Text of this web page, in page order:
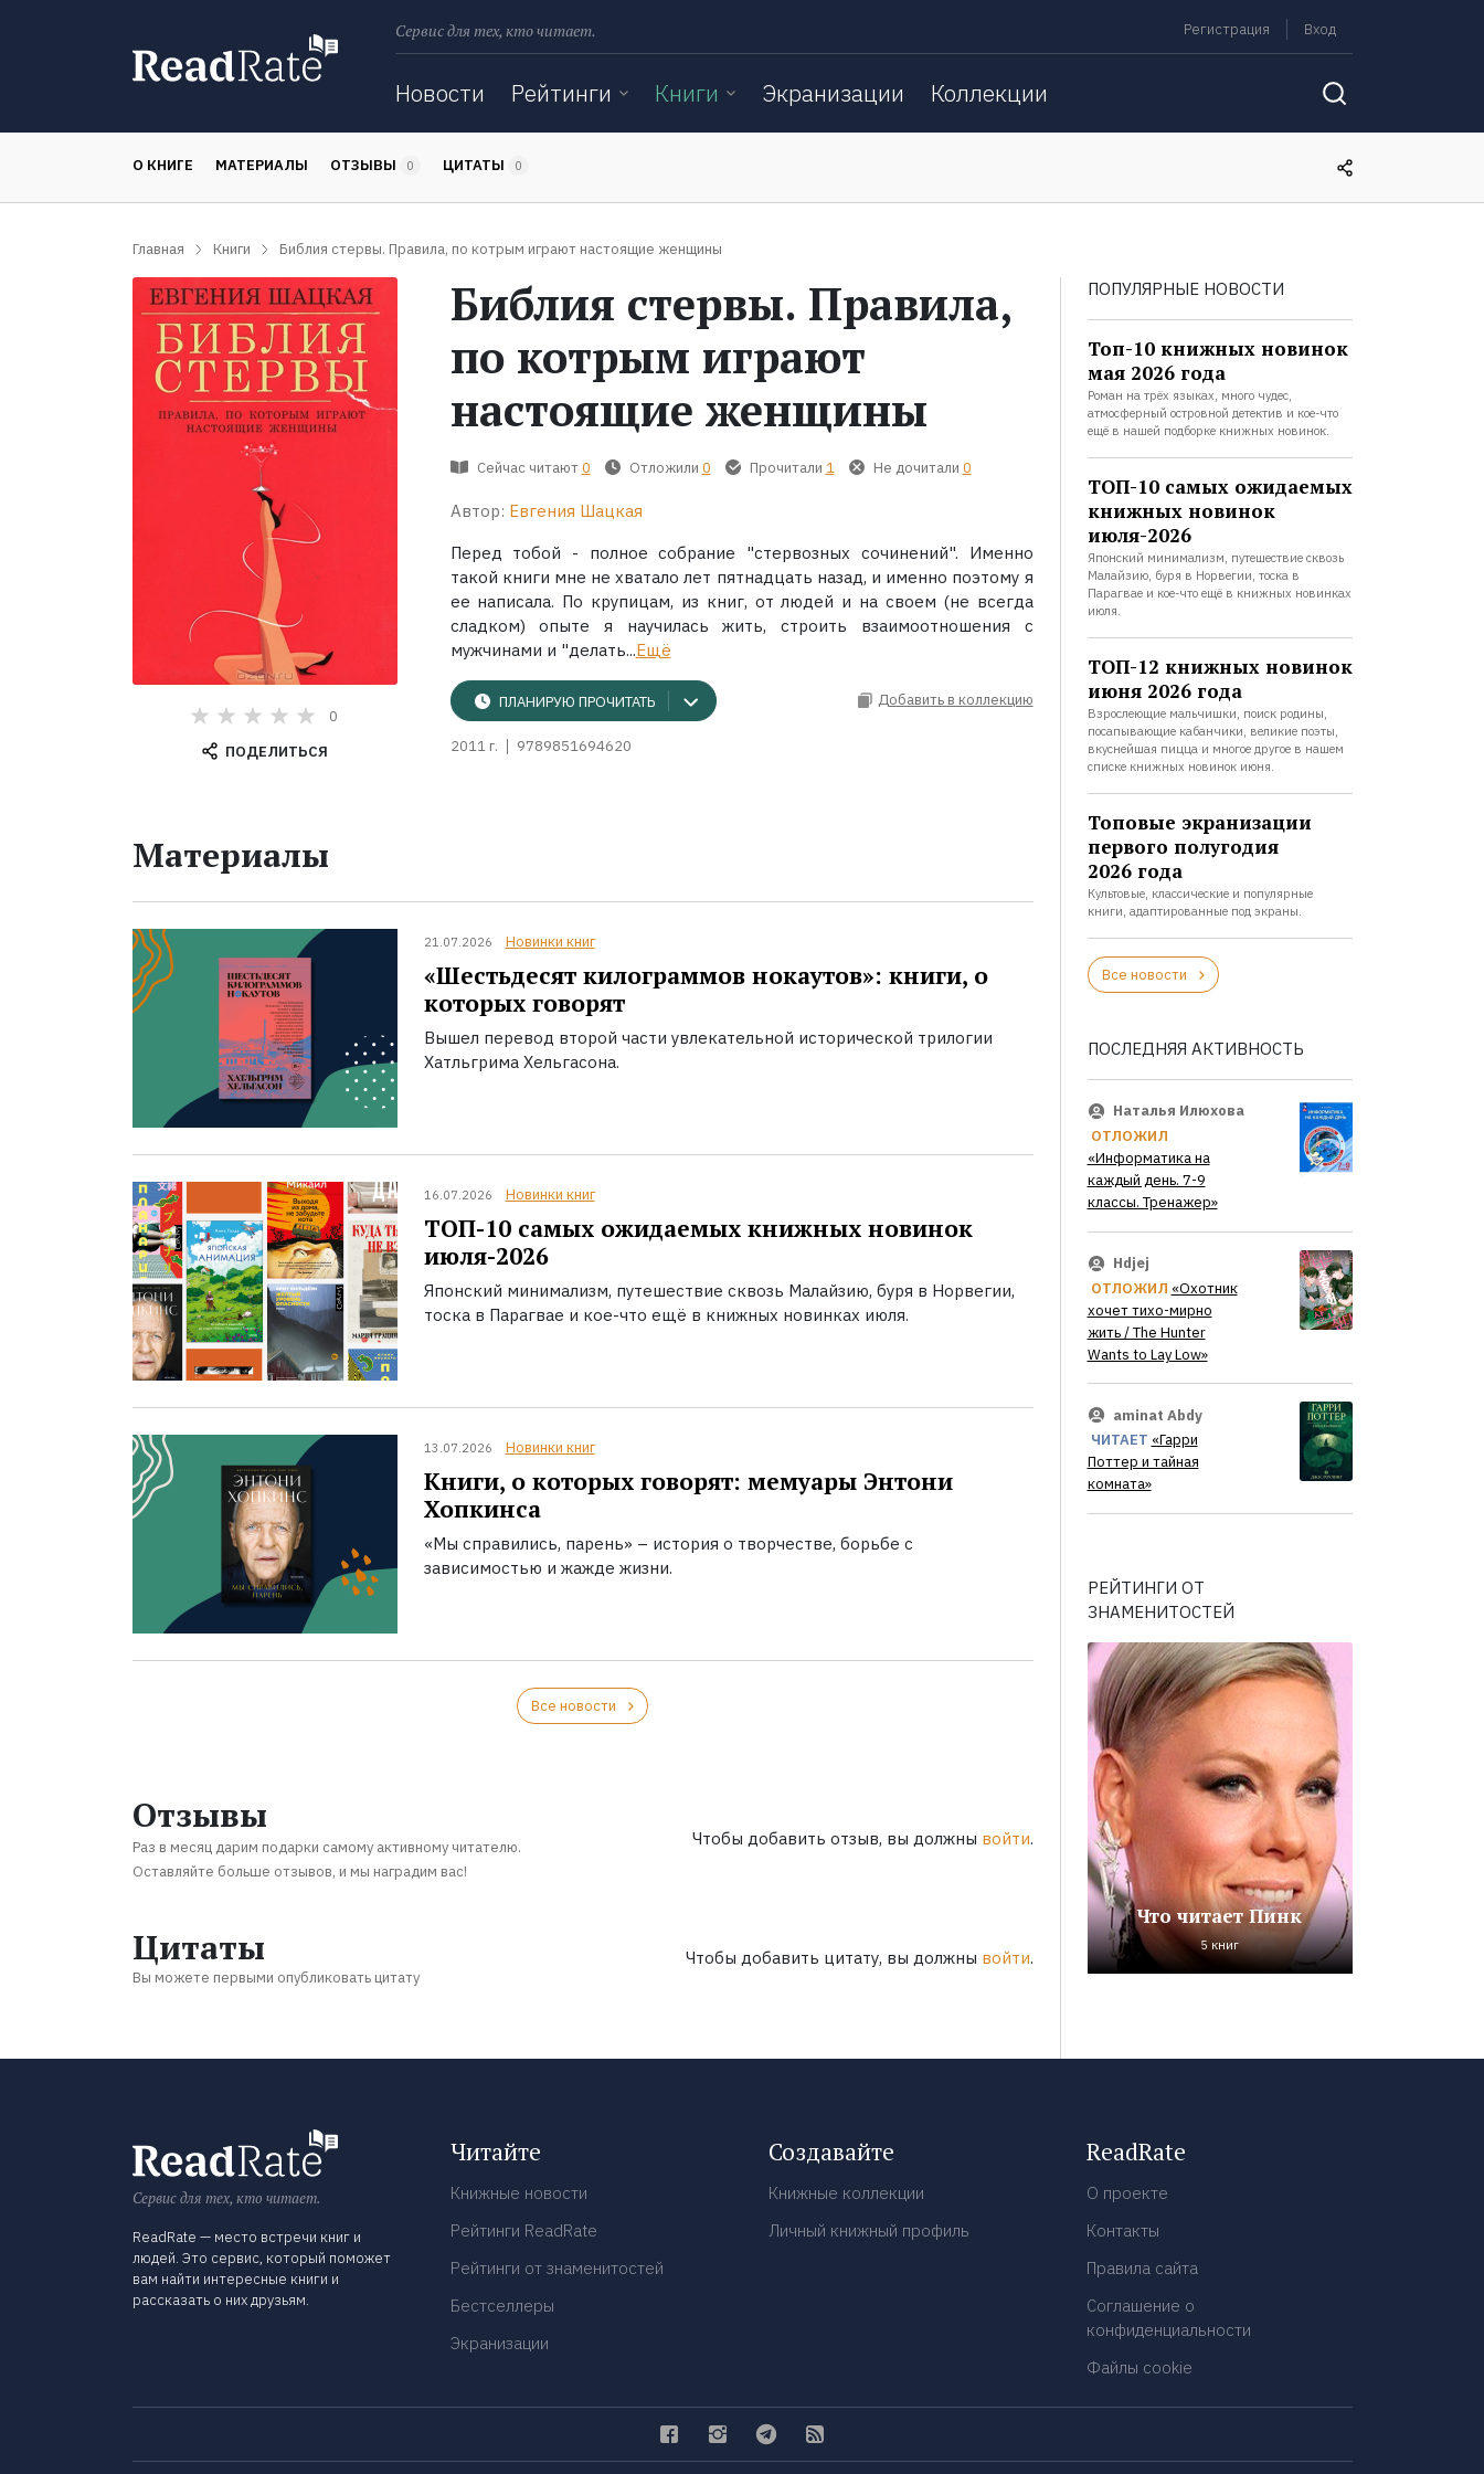
Сервис для тех, кто читает. Регистрация Вход
Новости Рейтинги Книги Экранизации Коллекции
О КНИГЕ МАТЕРИАЛЫ ОТЗЫВЫ 0 ЦИТАТЫ 0
Главная Книги Библия стервы. Правила, по котрым играют настоящие женщины
0
ПОДЕЛИТЬСЯ
Библия стервы. Правила,
по котрым играют
настоящие женщины
Сейчас читают 0 Отложили 0 Прочитали 1 Не дочитали 0
Автор: Евгения Шацкая
Перед тобой - полное собрание "стервозных сочинений". Именно
такой книги мне не хватало лет пятнадцать назад, и именно поэтому я
ее написала. По крупицам, из книг, от людей и на своем (не всегда
сладком) опыте я научилась жить, строить взаимоотношения с
мужчинами и "делать...Ещё
ПЛАНИРУЮ ПРОЧИТАТЬ Добавить в коллекцию
2011 г. 9789851694620
Материалы
21.07.2026 Новинки книг
«Шестьдесят килограммов нокаутов»: книги, о
которых говорят
Вышел перевод второй части увлекательной исторической трилогии
Хатльгрима Хельгасона.
16.07.2026 Новинки книг
ТОП-10 самых ожидаемых книжных новинок
июля-2026
Японский минимализм, путешествие сквозь Малайзию, буря в Норвегии,
тоска в Парагвае и кое-что ещё в книжных новинках июля.
13.07.2026 Новинки книг
Книги, о которых говорят: мемуары Энтони
Хопкинса
«Мы справились, парень» – история о творчестве, борьбе с
зависимостью и жажде жизни.
Все новости
Отзывы
Раз в месяц дарим подарки самому активному читателю.
Оставляйте больше отзывов, и мы наградим вас!
Чтобы добавить отзыв, вы должны войти.
Цитаты
Вы можете первыми опубликовать цитату
Чтобы добавить цитату, вы должны войти.
ПОПУЛЯРНЫЕ НОВОСТИ
Топ-10 книжных новинок
мая 2026 года
Роман на трёх языках, много чудес,
атмосферный островной детектив и кое-что
ещё в нашей подборке книжных новинок.
ТОП-10 самых ожидаемых
книжных новинок
июля-2026
Японский минимализм, путешествие сквозь
Малайзию, буря в Норвегии, тоска в
Парагвае и кое-что ещё в книжных новинках
июля.
ТОП-12 книжных новинок
июня 2026 года
Взрослеющие мальчишки, поиск родины,
посапывающие кабанчики, великие поэты,
вкуснейшая пицца и многое другое в нашем
списке книжных новинок июня.
Топовые экранизации
первого полугодия
2026 года
Культовые, классические и популярные
книги, адаптированные под экраны.
Все новости
ПОСЛЕДНЯЯ АКТИВНОСТЬ
Наталья Илюхова
ОТЛОЖИЛ
«Информатика на
каждый день. 7-9
классы. Тренажер»
Hdjej
ОТЛОЖИЛ «Охотник
хочет тихо-мирно
жить / The Hunter
Wants to Lay Low»
aminat Abdy
ЧИТАЕТ «Гарри
Поттер и тайная
комната»
РЕЙТИНГИ ОТ
ЗНАМЕНИТОСТЕЙ
Что читает Пинк
5 книг
Сервис для тех, кто читает.
ReadRate — место встречи книг и
людей. Это сервис, который поможет
вам найти интересные книги и
рассказать о них друзьям.
Читайте
Книжные новости
Рейтинги ReadRate
Рейтинги от знаменитостей
Бестселлеры
Экранизации
Создавайте
Книжные коллекции
Личный книжный профиль
ReadRate
О проекте
Контакты
Правила сайта
Соглашение о
конфиденциальности
Файлы cookie